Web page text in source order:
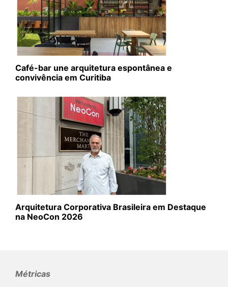
Café-bar une arquitetura espontânea e
convivência em Curitiba
Arquitetura Corporativa Brasileira em Destaque
na NeoCon 2026
Métricas